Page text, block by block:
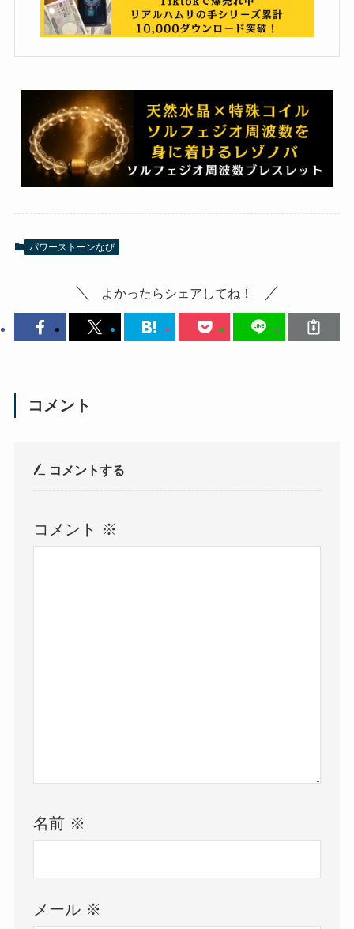
パワーストーンなび
よかったらシェアしてね！
コメント
コメントする
コメント ※
名前 ※
メール ※